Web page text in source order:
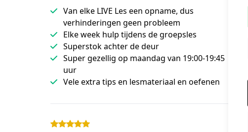
Van elke LIVE Les een opname, dus
verhinderingen geen probleem
Elke week hulp tijdens de groepsles
Superstok achter de deur
Super gezellig op maandag van 19:00-19:45
uur
Vele extra tips en lesmateriaal en oefenen